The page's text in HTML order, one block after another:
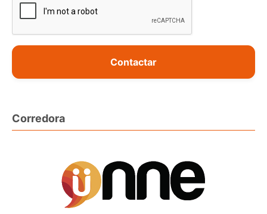
Contactar
Corredora